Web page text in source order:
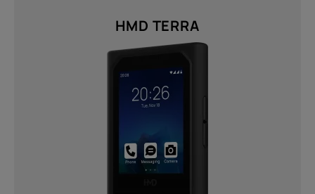
Twisted Black (1)
FHD+ 1080 × 2400 (1)
HD+ (720 x 1612) (1)
HMD TERRA